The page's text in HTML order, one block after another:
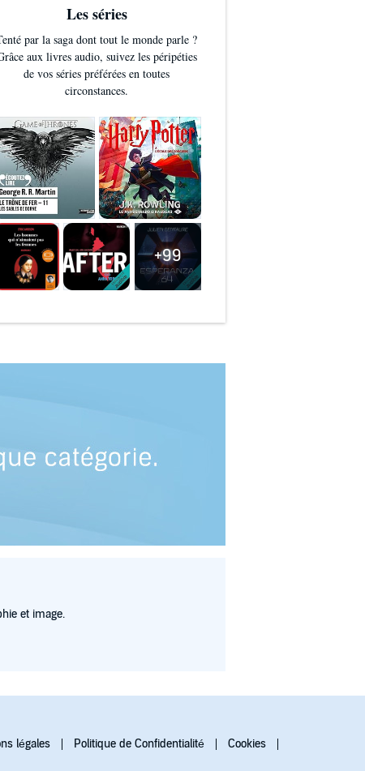
Les séries
par la saga dont tout le monde parle ?
aux livres audio, suivez les péripéties
de vos séries préférées en toutes
circonstances.
+99
et image.
légales Politique de Confidentialité
Cookies